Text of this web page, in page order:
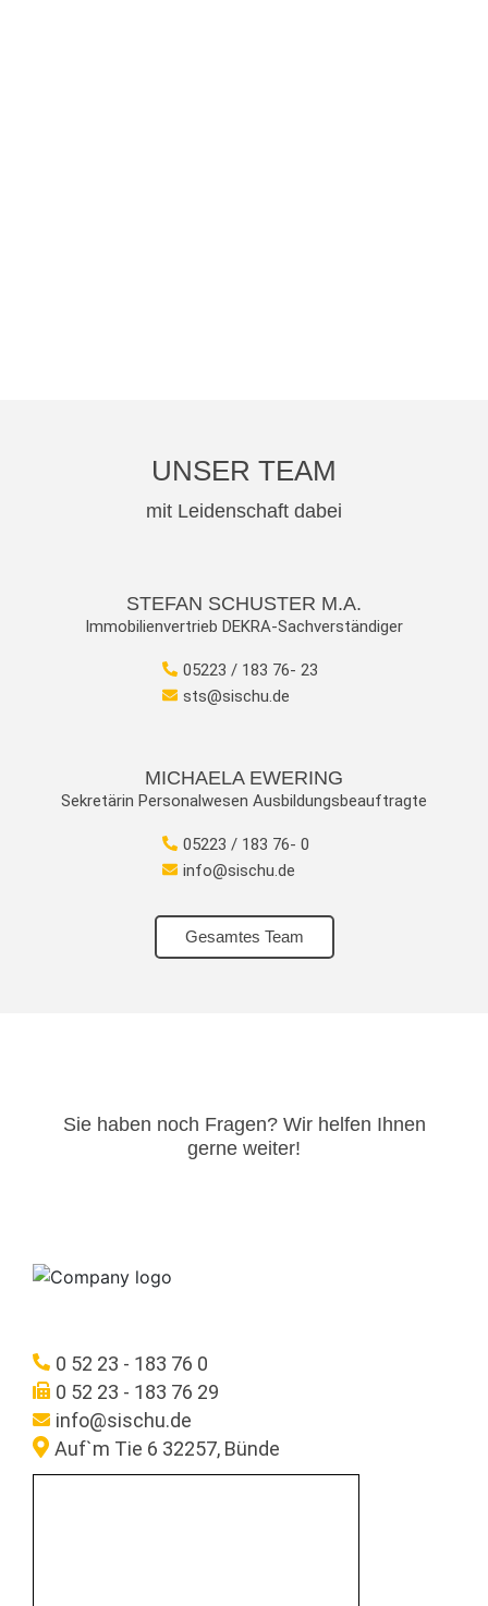
UNSER TEAM
mit Leidenschaft dabei
STEFAN SCHUSTER M.A.
Immobilienvertrieb DEKRA-Sachverständiger
05223 / 183 76- 23
sts@sischu.de
MICHAELA EWERING
Sekretärin Personalwesen Ausbildungsbeauftragte
05223 / 183 76- 0
info@sischu.de
Gesamtes Team
Sie haben noch Fragen? Wir helfen Ihnen
gerne weiter!​
0 52 23 - 183 76 0
0 52 23 - 183 76 29
info@sischu.de
Auf`m Tie 6 32257, Bünde